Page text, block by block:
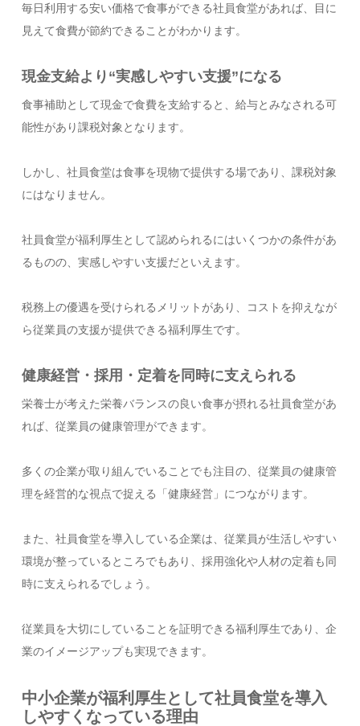
毎日利用する安い価格で食事ができる社員食堂があれば、目に
見えて食費が節約できることがわかります。
現金支給より“実感しやすい支援”になる
食事補助として現金で食費を支給すると、給与とみなされる可
能性があり課税対象となります。
しかし、社員食堂は食事を現物で提供する場であり、課税対象
にはなりません。
社員食堂が福利厚生として認められるにはいくつかの条件があ
るものの、実感しやすい支援だといえます。
税務上の優遇を受けられるメリットがあり、コストを抑えなが
ら従業員の支援が提供できる福利厚生です。
健康経営・採用・定着を同時に支えられる
栄養士が考えた栄養バランスの良い食事が摂れる社員食堂があ
れば、従業員の健康管理ができます。
多くの企業が取り組んでいることでも注目の、従業員の健康管
理を経営的な視点で捉える「健康経営」につながります。
また、社員食堂を導入している企業は、従業員が生活しやすい
環境が整っているところでもあり、採用強化や人材の定着も同
時に支えられるでしょう。
従業員を大切にしていることを証明できる福利厚生であり、企
業のイメージアップも実現できます。
中小企業が福利厚生として社員食堂を導入
しやすくなっている理由